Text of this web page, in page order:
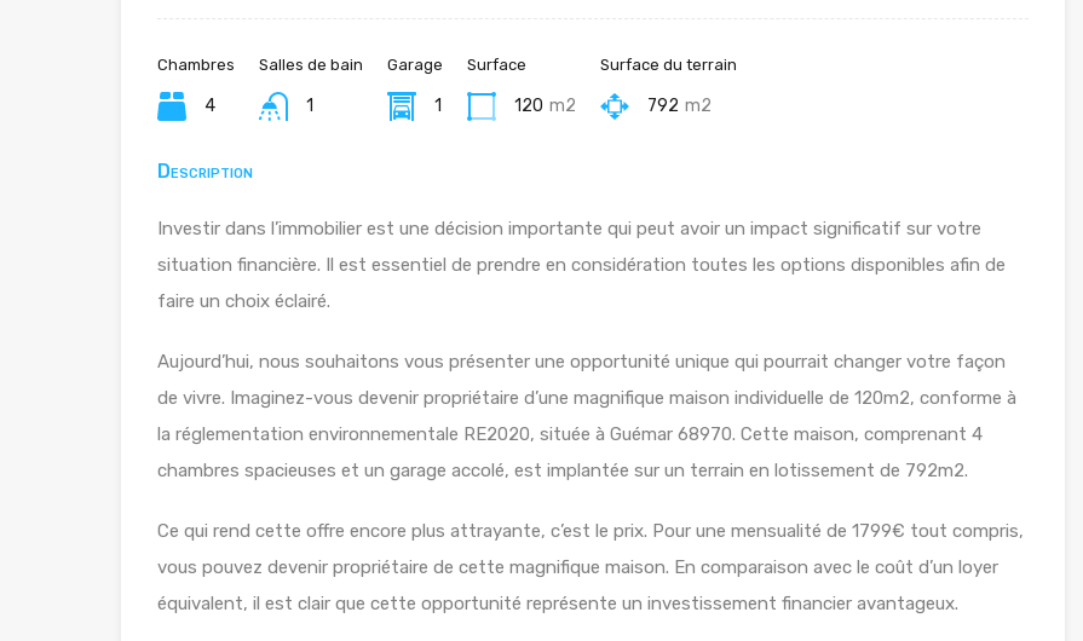
Chambres
4
Salles de bain
1
Garage
1
Surface
120 m2
Surface du terrain
792 m2
Description
Investir dans l’immobilier est une décision importante qui peut avoir un impact significatif sur votre
situation financière. Il est essentiel de prendre en considération toutes les options disponibles afin de
faire un choix éclairé.
Aujourd’hui, nous souhaitons vous présenter une opportunité unique qui pourrait changer votre façon
de vivre. Imaginez-vous devenir propriétaire d’une magnifique maison individuelle de 120m2, conforme à
la réglementation environnementale RE2020, située à Guémar 68970. Cette maison, comprenant 4
chambres spacieuses et un garage accolé, est implantée sur un terrain en lotissement de 792m2.
Ce qui rend cette offre encore plus attrayante, c’est le prix. Pour une mensualité de 1799€ tout compris,
vous pouvez devenir propriétaire de cette magnifique maison. En comparaison avec le coût d’un loyer
équivalent, il est clair que cette opportunité représente un investissement financier avantageux.